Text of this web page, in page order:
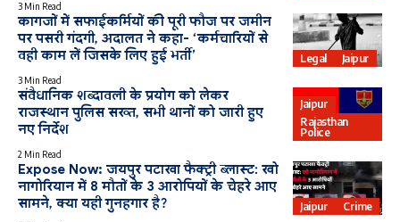
3 Min Read
Legal Jaipur
कागजों में सफाईकर्मियों की पूरी फौज पर जमीन
पर पसरी गंदगी, अदालत ने कहा- ‘कर्मचारियों से
वही काम लें जिसके लिए हुई भर्ती’
3 Min Read
Jaipur
Rajasthan
Police
संवैधानिक शब्दावली के प्रयोग को लेकर
राजस्थान पुलिस सख्त, सभी थानों को जारी हुए
नए निर्देश
2 Min Read
Jaipur Crime
Expose Now: जयपुर पटाखा फैक्ट्री ब्लास्ट: खो
नागोरियान में 8 मौतों के 3 आरोपियों के चेहरे आए
सामने, क्या यही गुनहगार है?